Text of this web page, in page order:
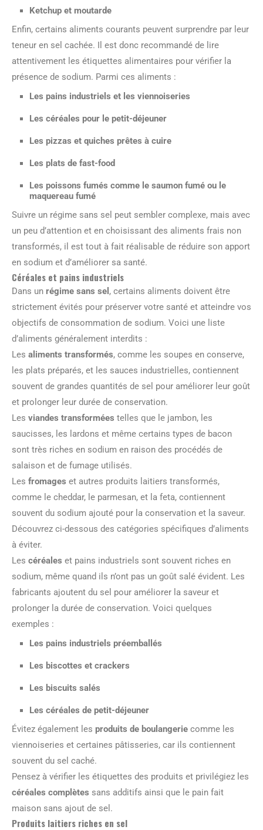
Ketchup et moutarde
Enfin, certains aliments courants peuvent surprendre par leur
teneur en sel cachée. Il est donc recommandé de lire
attentivement les étiquettes alimentaires pour vérifier la
présence de sodium. Parmi ces aliments :
Les pains industriels et les viennoiseries
Les céréales pour le petit-déjeuner
Les pizzas et quiches prêtes à cuire
Les plats de fast-food
Les poissons fumés comme le saumon fumé ou le
maquereau fumé
Suivre un régime sans sel peut sembler complexe, mais avec
un peu d’attention et en choisissant des aliments frais non
transformés, il est tout à fait réalisable de réduire son apport
en sodium et d’améliorer sa santé.
Céréales et pains industriels
Dans un régime sans sel , certains aliments doivent être
strictement évités pour préserver votre santé et atteindre vos
objectifs de consommation de sodium. Voici une liste
d’aliments généralement interdits :
Les aliments transformés, comme les soupes en conserve,
les plats préparés, et les sauces industrielles, contiennent
souvent de grandes quantités de sel pour améliorer leur goût
et prolonger leur durée de conservation.
Les viandes transformées telles que le jambon, les
saucisses, les lardons et même certains types de bacon
sont très riches en sodium en raison des procédés de
salaison et de fumage utilisés.
Les fromages et autres produits laitiers transformés,
comme le cheddar, le parmesan, et la feta, contiennent
souvent du sodium ajouté pour la conservation et la saveur.
Découvrez ci-dessous des catégories spécifiques d’aliments
à éviter.
Les céréales et pains industriels sont souvent riches en
sodium, même quand ils n’ont pas un goût salé évident. Les
fabricants ajoutent du sel pour améliorer la saveur et
prolonger la durée de conservation. Voici quelques
exemples :
Les pains industriels préemballés
Les biscottes et crackers
Les biscuits salés
Les céréales de petit-déjeuner
Évitez également les produits de boulangerie comme les
viennoiseries et certaines pâtisseries, car ils contiennent
souvent du sel caché.
Pensez à vérifier les étiquettes des produits et privilégiez les
céréales complètes sans additifs ainsi que le pain fait
maison sans ajout de sel.
Produits laitiers riches en sel